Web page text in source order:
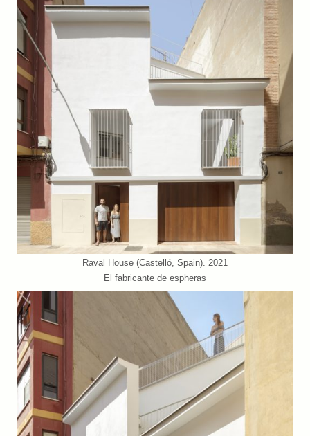
Raval House (Castelló, Spain). 2021
El fabricante de espheras